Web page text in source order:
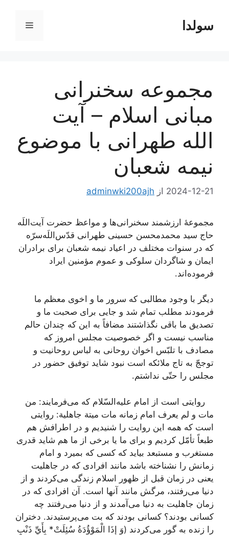
محتواسولدا فهرست
مجموعه سخنرانی
مبانی اسلام – آیت
الله طهرانی با موضوع
نیمه شعبان
2024-12-21 از adminwki200ajh
مجموعۀ ارزشمند سخنرانی‌ها و مواعظ حضرت آیت‌اللَه
حاج سید محمدمحسن حسینی طهرانی قدّس‌اللَه‌سرّه
که در سنوات مختلف در اعیاد نیمه شعبان برای برادران
ایمان و شاگردان سلوکی و عموم مؤمنین ایراد
فرموده‌اند.
دیگر با وجود مطالبی كه سرور ما و اخوی معظم ما
فرمودند مطلب تمام شد و جایی برای صحبت ما و
تصدیق ما باقی نگذاشتند مضافاً به این كه چندان حالم
مناسب نیست و اگر خصوصیت مجلس امروز كه
مصادف با تلبّس اخوان روحانی به لباس روحانیت و
توججّ به تاج ملائكه است نبود شاید توفیق حضور در
مجلس را حتّی نداشتم.
روایتی است از امام علیه‌السّلام كه می‌فرمایند: من
مات و لم یعرف امام زمانه مات میتة جاهلیة: روایتی
است كه همه این روایت را شنیدیم و در اطرافش هم
طبعاً تأمّل كردیم و برای ما یا برخی از ما هم شاید قدری
مستغرب و مستبعد بیاید كه كسی كه بمیرد و امام
زمانش را نشناخته باشد مانند افرادی كه در جاهلیت
یعنی در زمان قبل از ظهور اسلام زندگی می‌كردند و از
دنیا می‌رفتند، مرگش مانند آنها است. آن افرادی كه در
زمان جاهلیت به دنیا می‌آمدند و از دنیا می‌رفتند چه
كسانی بودند؟ كسانی بودند كه بت می‌پرستیدند. دختران
را زنده به گور می‌كردند (وَ إِذَا الْمَوْؤُدَةُ سُئِلَتْ* بِأَيِّ ذَنْبٍ